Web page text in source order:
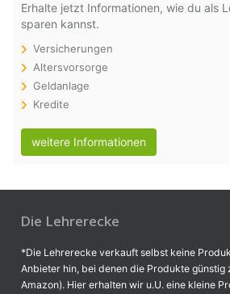
Erhalte jetzt Informationen, wie du als
sparen kannst.
Versicherungen
Altersvorsorge
Geldanlage
Kredite
weitere Informationen
Die Lehrerecke
*Die Lehrerecke verkauft selbst keine
Anbieter hin, bei denen die Produkte günstig
Amazon). Hier erhalten wir u.U. eine kleine